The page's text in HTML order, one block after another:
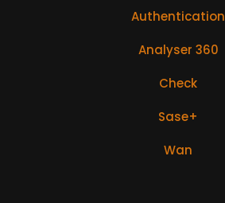
Authentication
Analyser 360
Check
Sase+
Wan